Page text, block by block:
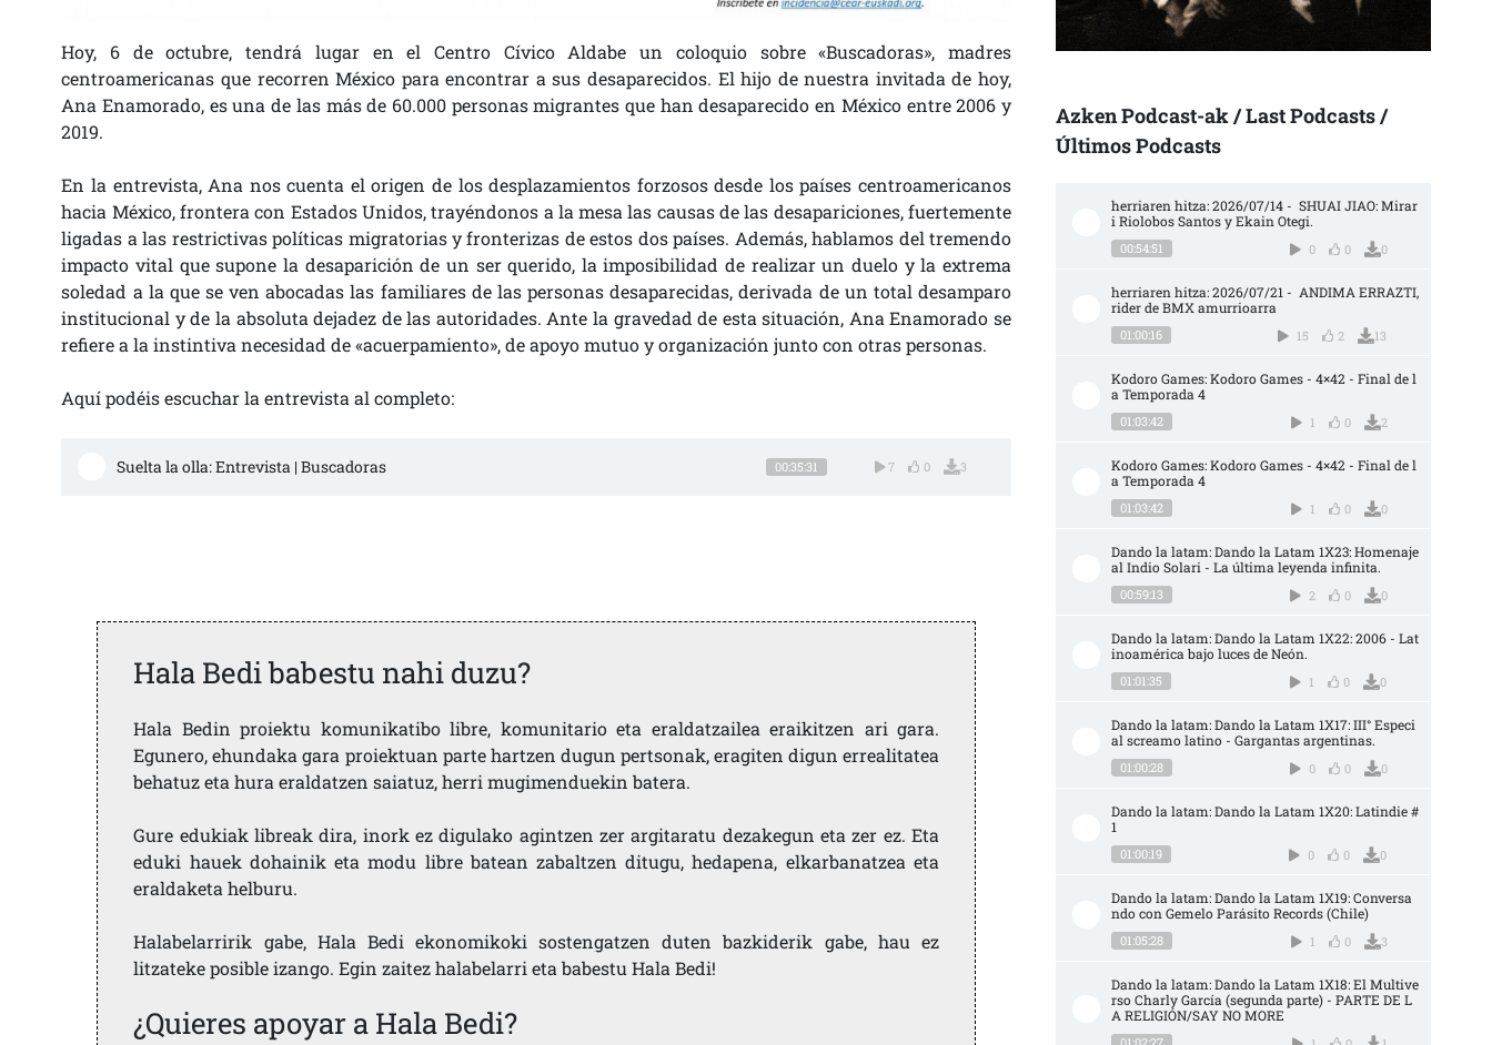
Hoy, 6 de octubre, tendrá lugar en el Centro Cívico Aldabe un coloquio sobre «Buscadoras», madres
centroamericanas que recorren México para encontrar a sus desaparecidos. El hijo de nuestra invitada de hoy,
Ana Enamorado, es una de las más de 60.000 personas migrantes que han desaparecido en México entre 2006 y
2019.
En la entrevista, Ana nos cuenta el origen de los desplazamientos forzosos desde los países centroamericanos
hacia México, frontera con Estados Unidos, trayéndonos a la mesa las causas de las desapariciones, fuertemente
ligadas a las restrictivas políticas migratorias y fronterizas de estos dos países. Además, hablamos del tremendo
impacto vital que supone la desaparición de un ser querido, la imposibilidad de realizar un duelo y la extrema
soledad a la que se ven abocadas las familiares de las personas desaparecidas, derivada de un total desamparo
institucional y de la absoluta dejadez de las autoridades. Ante la gravedad de esta situación, Ana Enamorado se
refiere a la instintiva necesidad de «acuerpamiento», de apoyo mutuo y organización junto con otras personas.
Aquí podéis escuchar la entrevista al completo:
Suelta la olla: Entrevista | Buscadoras 00:35:31 7 0 3
Hala Bedi babestu nahi duzu?
Hala Bedin proiektu komunikatibo libre, komunitario eta eraldatzailea eraikitzen ari gara.
Egunero, ehundaka gara proiektuan parte hartzen dugun pertsonak, eragiten digun errealitatea
behatuz eta hura eraldatzen saiatuz, herri mugimenduekin batera.
Gure edukiak libreak dira, inork ez digulako agintzen zer argitaratu dezakegun eta zer ez. Eta
eduki hauek dohainik eta modu libre batean zabaltzen ditugu, hedapena, elkarbanatzea eta
eraldaketa helburu.
Halabelarririk gabe, Hala Bedi ekonomikoki sostengatzen duten bazkiderik gabe, hau ez
litzateke posible izango. Egin zaitez halabelarri eta babestu Hala Bedi!
¿Quieres apoyar a Hala Bedi?
Azken Podcast-ak / Last Podcasts /
Últimos Podcasts
herriaren hitza: 2026/07/14 -  SHUAI JIAO: Mirar
i Riolobos Santos y Ekain Otegi.
00:54:51 0 0 0
herriaren hitza: 2026/07/21 -  ANDIMA ERRAZTI,
rider de BMX amurrioarra
01:00:16 15 2 13
Kodoro Games: Kodoro Games - 4×42 - Final de l
a Temporada 4
01:03:42 1 0 2
Kodoro Games: Kodoro Games - 4×42 - Final de l
a Temporada 4
01:03:42 1 0 0
Dando la latam: Dando la Latam 1X23: Homenaje
al Indio Solari - La última leyenda infinita.
00:59:13 2 0 0
Dando la latam: Dando la Latam 1X22: 2006 - Lat
inoamérica bajo luces de Neón.
01:01:35 1 0 0
Dando la latam: Dando la Latam 1X17: III° Especi
al screamo latino - Gargantas argentinas.
01:00:28 0 0 0
Dando la latam: Dando la Latam 1X20: Latindie #
1
01:00:19 0 0 0
Dando la latam: Dando la Latam 1X19: Conversa
ndo con Gemelo Parásito Records (Chile)
01:05:28 1 0 3
Dando la latam: Dando la Latam 1X18: El Multive
rso Charly García (segunda parte) - PARTE DE L
A RELIGIÓN/SAY NO MORE